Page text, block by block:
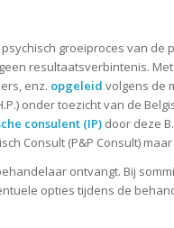
groeiproces van de
resultaatsverbintenis. Met
enz. opgeleid volgens de
onder toezicht van de
consulent (IP) door deze
Consult (P&P Consult)
ontvangt. Bij
opties tijdens de